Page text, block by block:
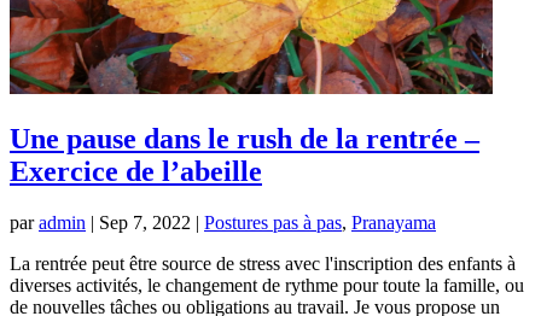
Une pause dans le rush de la rentrée –
Exercice de l’abeille
paradmin | Sep 7, 2022 | Postures pas à pas, Pranayama
La rentrée peut être source de stress avec l'inscription des enfants à
diverses activités, le changement de rythme pour toute la famille, ou
de nouvelles tâches ou obligations au travail. Je vous propose un